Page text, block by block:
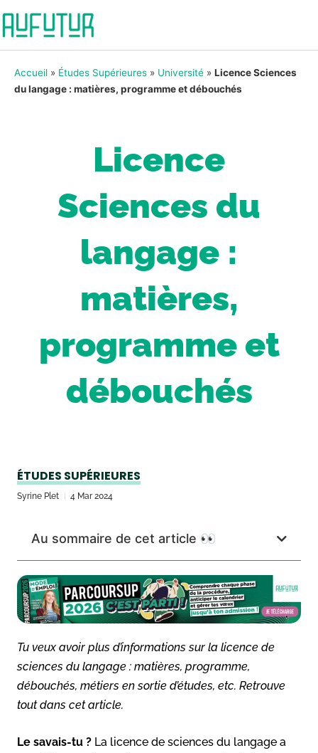
Accueil » Études Supérieures » Université » Licence Sciences
du langage : matières, programme et débouchés
Licence
Sciences du
langage :
matières,
programme et
débouchés
ÉTUDES SUPÉRIEURES
Syrine Plet 4 Mar 2024
Au sommaire de cet article 👀
Tu veux avoir plus d’informations sur la licence de
sciences du langage : matières, programme,
débouchés, métiers en sortie d’études, etc. Retrouve
tout dans cet article.
Le savais-tu ? La licence de sciences du langage a